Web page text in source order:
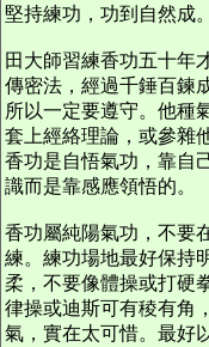
堅持練功，功到自然成。
田大師習練香功五十年
傳密法，經過千錘百鍊
所以一定要遵守。他種
套上經絡理論，或參雜
香功是自悟氣功，靠自
識而是靠感應領悟的。
香功屬純陽氣功，不要
練。練功場地最好保持
柔，不要像體操或打硬
律操或迪斯可有稜有角
氣，實在太可惜。最好